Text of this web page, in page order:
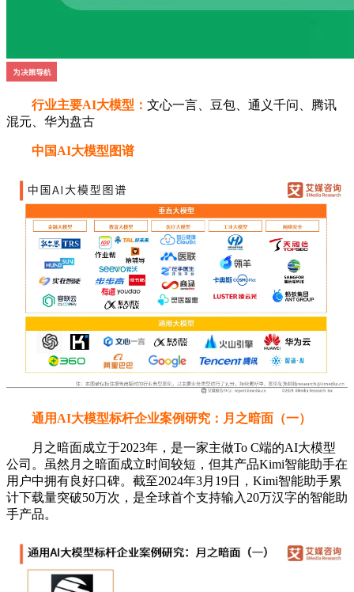
行业主要AI大模型： 文心一言、豆包、通义千问、腾讯
混元、华为盘古
中国AI大模型图谱
通用AI大模型标杆企业案例研究：月之暗面（一）
月之暗面成立于2023年，是一家主做To C端的AI大模型
公司。虽然月之暗面成立时间较短，但其产品Kimi智能助手在
用户中拥有良好口碑。截至2024年3月19日，Kimi智能助手累
计下载量突破50万次，是全球首个支持输入20万汉字的智能助
手产品。